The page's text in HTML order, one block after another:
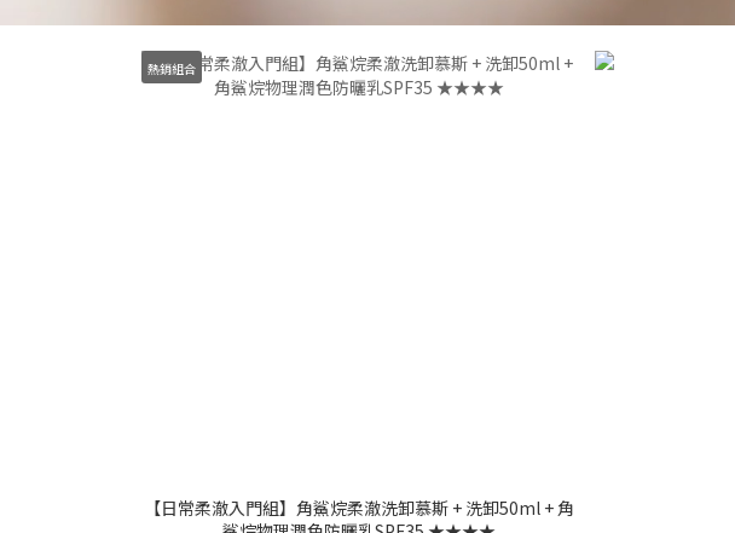
熱銷組合
【日常柔澈入門組】角鯊烷柔澈洗卸慕斯 + 洗卸50ml + 角